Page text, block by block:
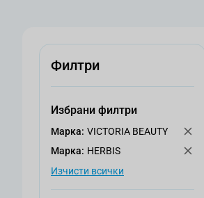
Филтри
Избрани филтри
Mарка: VICTORIA BEAUTY
Mарка: HERBIS
Изчисти всички